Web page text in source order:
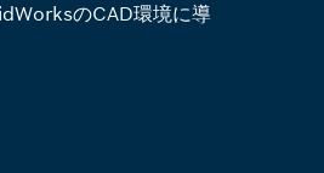
のCAD環境に導